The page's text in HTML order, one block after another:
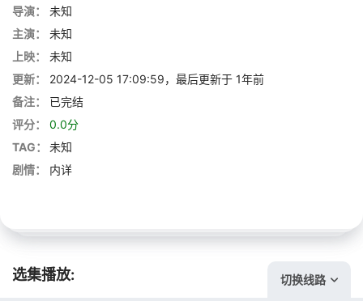
导演：
未知
主演：
未知
上映：
未知
更新：
2024-12-05 17:09:59，最后更新于 1年前
备注：
已完结
评分：
0.0分
TAG：
未知
剧情：
内详
选集播放: 切换线路